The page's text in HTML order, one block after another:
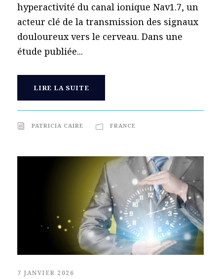
hyperactivité du canal ionique Nav1.7, un
acteur clé de la transmission des signaux
douloureux vers le cerveau. Dans une
étude publiée...
LIRE LA SUITE
PATRICIA CAIRE FRANCE
7 JANVIER 2026